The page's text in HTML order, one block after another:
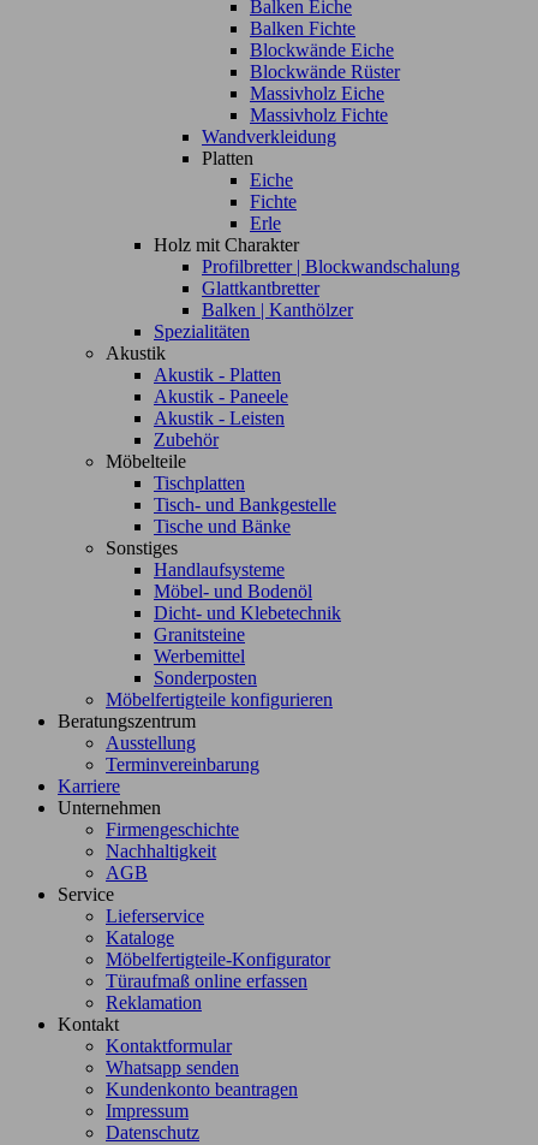
Balken Eiche
Balken Fichte
Blockwände Eiche
Blockwände Rüster
Massivholz Eiche
Massivholz Fichte
Wandverkleidung
Platten
Eiche
Fichte
Erle
Holz mit Charakter
Profilbretter | Blockwandschalung
Glattkantbretter
Balken | Kanthölzer
Spezialitäten
Akustik
Akustik - Platten
Akustik - Paneele
Akustik - Leisten
Zubehör
Möbelteile
Tischplatten
Tisch- und Bankgestelle
Tische und Bänke
Sonstiges
Handlaufsysteme
Möbel- und Bodenöl
Dicht- und Klebetechnik
Granitsteine
Werbemittel
Sonderposten
Möbelfertigteile konfigurieren
Beratungszentrum
Ausstellung
Terminvereinbarung
Karriere
Unternehmen
Firmengeschichte
Nachhaltigkeit
AGB
Service
Lieferservice
Kataloge
Möbelfertigteile-Konfigurator
Türaufmaß online erfassen
Reklamation
Kontakt
Kontaktformular
Whatsapp senden
Kundenkonto beantragen
Impressum
Datenschutz